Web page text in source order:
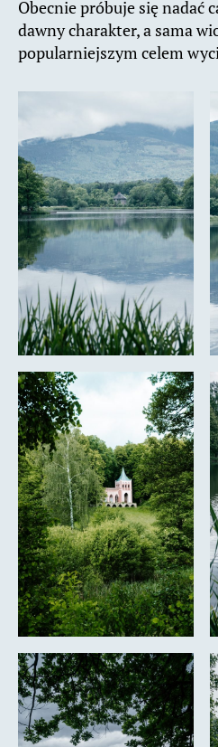
Obecnie próbuje się nadać
dawny charakter, a sama
popularniejszym celem